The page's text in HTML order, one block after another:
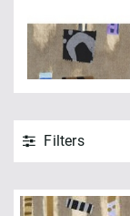
Filters